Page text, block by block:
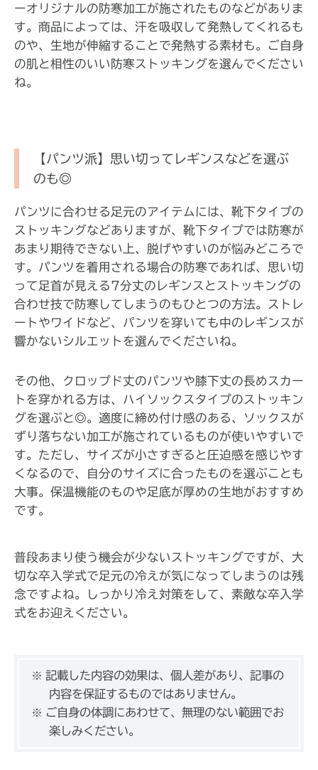
ーオリジナルの防寒加工が施されたものなどがありま
す。商品によっては、汗を吸収して発熱してくれるも
のや、生地が伸縮することで発熱する素材も。ご自身
の肌と相性のいい防寒ストッキングを選んでください
ね。
【パンツ派】思い切ってレギンスなどを選ぶ
のも◎
パンツに合わせる足元のアイテムには、靴下タイプの
ストッキングなどありますが、靴下タイプでは防寒が
あまり期待できない上、脱げやすいのが悩みどころで
す。パンツを着用される場合の防寒であれば、思い切
って足首が見える7分丈のレギンスとストッキングの
合わせ技で防寒してしまうのもひとつの方法。ストレ
ートやワイドなど、パンツを穿いても中のレギンスが
響かないシルエットを選んでくださいね。
その他、クロップド丈のパンツや膝下丈の長めスカー
トを穿かれる方は、ハイソックスタイプのストッキン
グを選ぶと◎。適度に締め付け感のある、ソックスが
ずり落ちない加工が施されているものが使いやすいで
す。ただし、サイズが小さすぎると圧迫感を感じやす
くなるので、自分のサイズに合ったものを選ぶことも
大事。保温機能のものや足底が厚めの生地がおすすめ
です。
普段あまり使う機会が少ないストッキングですが、大
切な卒入学式で足元の冷えが気になってしまうのは残
念ですよね。しっかり冷え対策をして、素敵な卒入学
式をお迎えください。
記載した内容の効果は、個人差があり、記事の
内容を保証するものではありません。
ご自身の体調にあわせて、無理のない範囲でお
楽しみください。